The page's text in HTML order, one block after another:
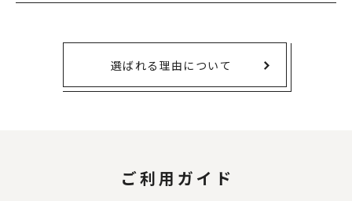
選ばれる理由について
ご利用ガイド